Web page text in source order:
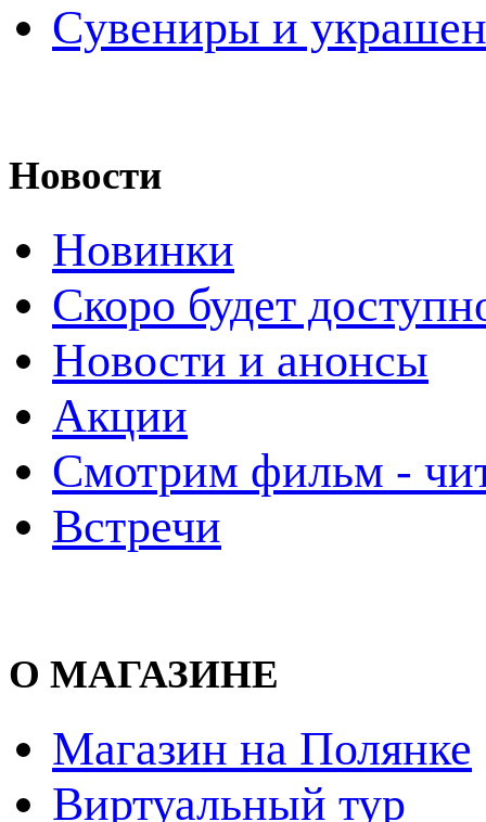
Cувениры и
Новости
Новинки
Скоро будет
Новости и анонсы
Акции
Смотрим фильм -
Встречи
О МАГАЗИНЕ
Магазин на Полянке
Виртуальный тур